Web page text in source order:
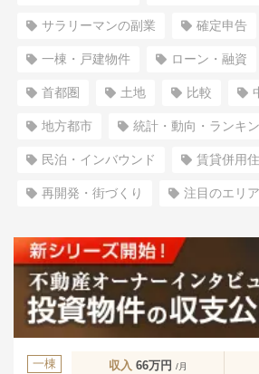
サラリーマンの副業 確定申告
一棟・戸建物件 ローン・融資
首都圏 土地 比較
地方都市 統計・動向・ランキ
民泊・インバウンド 賃貸併用
再開発・街づくり 注目のエリア
一棟 収入 66万円 /月